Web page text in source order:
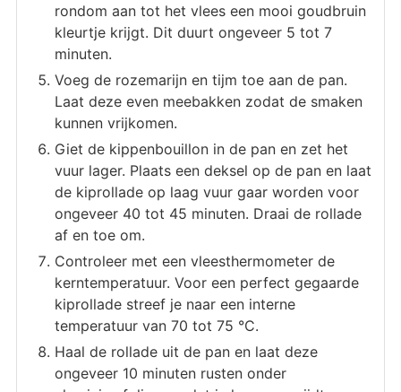
rondom aan tot het vlees een mooi goudbruin
kleurtje krijgt. Dit duurt ongeveer 5 tot 7
minuten.
Voeg de rozemarijn en tijm toe aan de pan.
Laat deze even meebakken zodat de smaken
kunnen vrijkomen.
Giet de kippenbouillon in de pan en zet het
vuur lager. Plaats een deksel op de pan en laat
de kiprollade op laag vuur gaar worden voor
ongeveer 40 tot 45 minuten. Draai de rollade
af en toe om.
Controleer met een vleesthermometer de
kerntemperatuur. Voor een perfect gegaarde
kiprollade streef je naar een interne
temperatuur van 70 tot 75 °C.
Haal de rollade uit de pan en laat deze
ongeveer 10 minuten rusten onder